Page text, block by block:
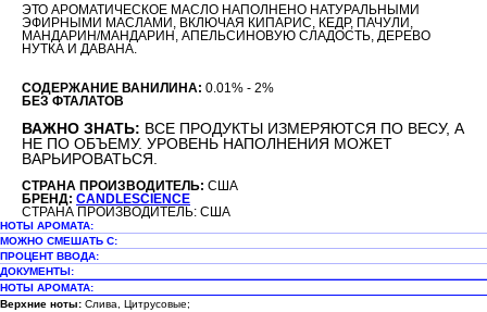
ЭТО АРОМАТИЧЕСКОЕ МАСЛО НАПОЛНЕНО НАТУРАЛЬНЫМИ
ЭФИРНЫМИ МАСЛАМИ, ВКЛЮЧАЯ КИПАРИС, КЕДР, ПАЧУЛИ,
МАНДАРИН/МАНДАРИН, АПЕЛЬСИНОВУЮ СЛАДОСТЬ, ДЕРЕВО
НУТКА И ДАВАНА.
СОДЕРЖАНИЕ ВАНИЛИНА: 0.01% - 2%
БЕЗ ФТАЛАТОВ
ВАЖНО ЗНАТЬ: ВСЕ ПРОДУКТЫ ИЗМЕРЯЮТСЯ ПО ВЕСУ, А
НЕ ПО ОБЪЕМУ. УРОВЕНЬ НАПОЛНЕНИЯ МОЖЕТ
ВАРЬИРОВАТЬСЯ.
СТРАНА ПРОИЗВОДИТЕЛЬ: США
БРЕНД: CANDLESCIENCE
СТРАНА ПРОИЗВОДИТЕЛЬ: США
НОТЫ АРОМАТА:
МОЖНО СМЕШАТЬ С:
ПРОЦЕНТ ВВОДА:
ДОКУМЕНТЫ:
НОТЫ АРОМАТА:
Верхние ноты: Слива, Цитрусовые;